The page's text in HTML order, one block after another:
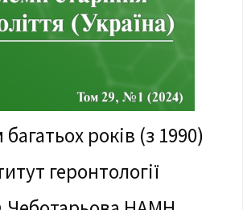
років (з 1990)
геронтології